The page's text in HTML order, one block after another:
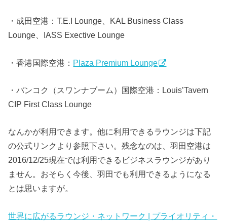
・成田空港：T.E.I Lounge、KAL Business Class
Lounge、IASS Exective Lounge
・香港国際空港： Plaza Premium Lounge
・バンコク（スワンナブーム）国際空港：Louis’Tavern
CIP First Class Lounge
なんかが利用できます。他に利用できるラウンジは下記
の公式リンクより参照下さい。残念なのは、羽田空港は
2016/12/25現在では利用できるビジネスラウンジがあり
ません。おそらく今後、羽田でも利用できるようになる
とは思いますが。
世界に広がるラウンジ・ネットワーク | プライオリティ・